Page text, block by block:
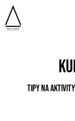
TIPY NA